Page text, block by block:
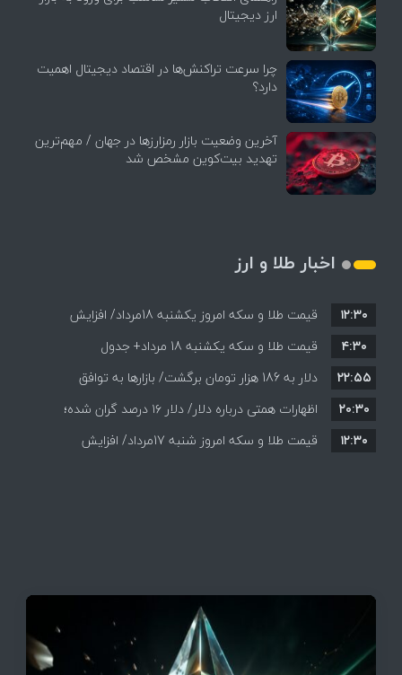
ارز دیجیتال
چرا سرعت تراکنش‌ها در اقتصاد دیجیتال اهمیت
دارد؟
آخرین وضعیت بازار رمزارزها در جهان / مهم‌ترین
تهدید بیت‌کوین مشخص شد
اخبار طلا و ارز
قیمت طلا و سکه امروز یکشنبه 18مرداد/ افزایش
قیمت ها + جدول و جزئیات
۱۲:۳۰
قیمت طلا و سکه یکشنبه 18 مرداد+ جدول
۴:۳۰
دلار به 186 هزار تومان برگشت/ بازارها به توافق
احتمالی هرمز چه واکنشی نشان دادند؟
۲۲:۵۵
اظهارات همتی درباره دلار/ دلار ۱۶ درصد گران شده؛
این افزایش طبیعی است
۲۰:۳۰
قیمت طلا و سکه امروز شنبه 17مرداد/ افزایش
۱۲:۳۰